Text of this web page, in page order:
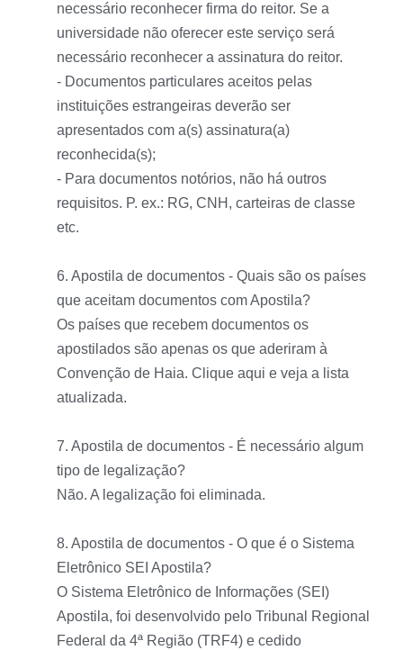
necessário reconhecer firma do reitor. Se a
universidade não oferecer este serviço será
necessário reconhecer a assinatura do reitor.
- Documentos particulares aceitos pelas
instituições estrangeiras deverão ser
apresentados com a(s) assinatura(a)
reconhecida(s);
- Para documentos notórios, não há outros
requisitos. P. ex.: RG, CNH, carteiras de classe
etc.
6. Apostila de documentos - Quais são os países
que aceitam documentos com Apostila?
Os países que recebem documentos os
apostilados são apenas os que aderiram à
Convenção de Haia. Clique aqui e veja a lista
atualizada.
7. Apostila de documentos - É necessário algum
tipo de legalização?
Não. A legalização foi eliminada.
8. Apostila de documentos - O que é o Sistema
Eletrônico SEI Apostila?
O Sistema Eletrônico de Informações (SEI)
Apostila, foi desenvolvido pelo Tribunal Regional
Federal da 4ª Região (TRF4) e cedido